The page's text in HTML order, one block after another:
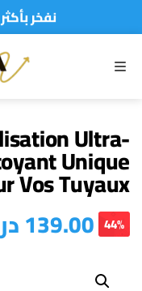
نفخر بأكثر من 5000
MENU
Ultra-
Unique
Vos Tuyaux !
139.00 44%